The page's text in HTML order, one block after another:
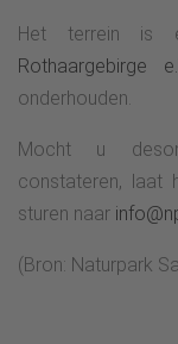
Het terrein is
Rothaargebirge
onderhouden.
Mocht u
constateren, laat
sturen naar
(Bron: Naturpark